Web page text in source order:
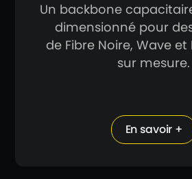
Un backbone
dimensionné pour
de Fibre Noire, Wave
sur mesure.
En savoir +